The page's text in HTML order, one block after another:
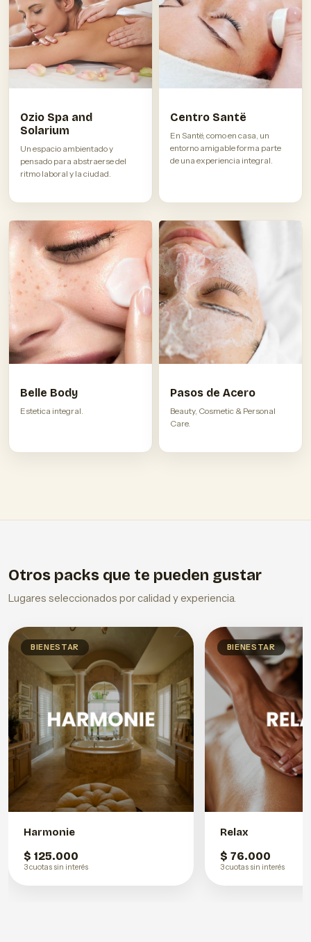
Ozio Spa and
Solarium
Un espacio ambientado y
pensado para abstraerse del
ritmo laboral y la ciudad.
Centro Santë
En Santë, como en casa, un
entorno amigable forma parte
de una experiencia integral.
Belle Body
Estetica integral.
Pasos de Acero
Beauty, Cosmetic & Personal
Care.
Otros packs que te pueden gustar
Lugares seleccionados por calidad y experiencia.
BIENESTAR
Harmonie
$ 125.000
3 cuotas sin interés
BIENESTAR
Relax
$ 76.000
3 cuotas sin interés